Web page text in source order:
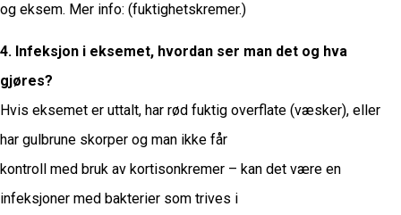
og eksem. Mer info: (fuktighetskremer.)
4. Infeksjon i eksemet, hvordan ser man det og hva
gjøres?
Hvis eksemet er uttalt, har rød fuktig overflate (væsker), eller
har gulbrune skorper og man ikke får
kontroll med bruk av kortisonkremer – kan det være en
infeksjoner med bakterier som trives i